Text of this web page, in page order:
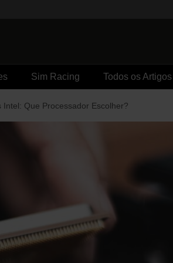
Sim Racing Todos os Artigos
Intel: Que Processador Escolher?